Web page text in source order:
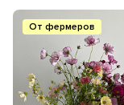
От фермеров